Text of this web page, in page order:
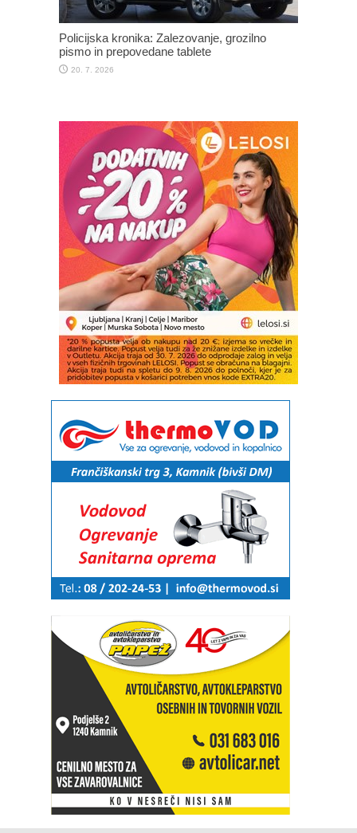
Policijska kronika: Zalezovanje, grozilno
pismo in prepovedane tablete
20. 7. 2026